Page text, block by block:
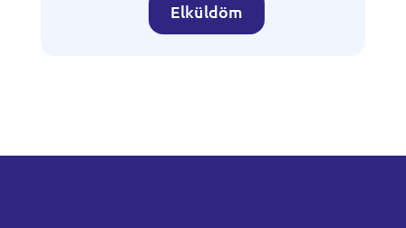
Elküldöm